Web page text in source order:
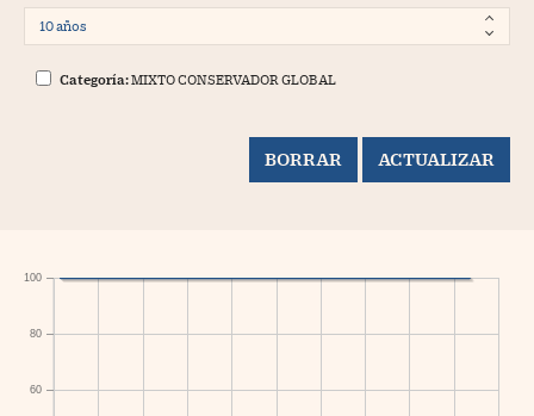
Categoría:MIXTO CONSERVADOR GLOBAL
60
80
100